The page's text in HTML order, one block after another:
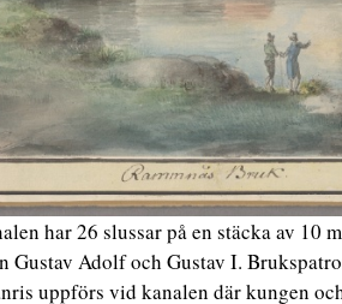
har 26 slussar på en stäcka av
Gustav Adolf och Gustav I.
uppförs vid kanalen där kungen